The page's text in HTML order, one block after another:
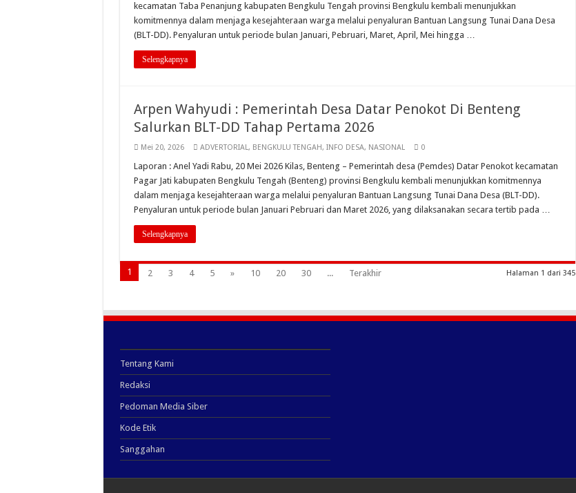
kecamatan Taba Penanjung kabupaten Bengkulu Tengah provinsi Bengkulu kembali menunjukkan
komitmennya dalam menjaga kesejahteraan warga melalui penyaluran Bantuan Langsung Tunai Dana Desa
(BLT-DD). Penyaluran untuk periode bulan Januari, Pebruari, Maret, April, Mei hingga …
Selengkapnya
Arpen Wahyudi : Pemerintah Desa Datar Penokot Di Benteng
Salurkan BLT-DD Tahap Pertama 2026
Mei 20, 2026 ADVERTORIAL, BENGKULU TENGAH, INFO DESA, NASIONAL 0
Laporan : Anel Yadi Rabu, 20 Mei 2026 Kilas, Benteng – Pemerintah desa (Pemdes) Datar Penokot kecamatan
Pagar Jati kabupaten Bengkulu Tengah (Benteng) provinsi Bengkulu kembali menunjukkan komitmennya
dalam menjaga kesejahteraan warga melalui penyaluran Bantuan Langsung Tunai Dana Desa (BLT-DD).
Penyaluran untuk periode bulan Januari Pebruari dan Maret 2026, yang dilaksanakan secara tertib pada …
Selengkapnya
Halaman 1 dari 345
1 2 3 4 5 » 10 20 30 ... Terakhir
Tentang Kami
Redaksi
Pedoman Media Siber
Kode Etik
Sanggahan